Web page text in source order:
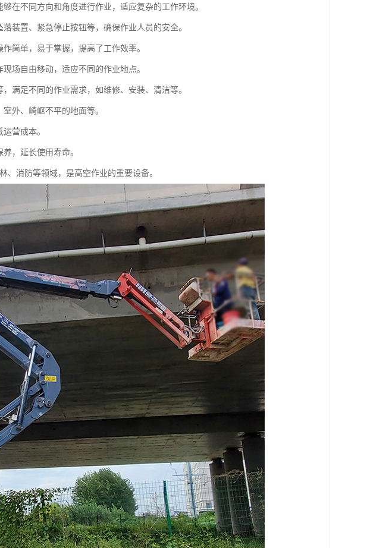
在不同方向和角度进行作业，适应复杂的工作环境。
装置、紧急停止按钮等，确保作业人员的安全。
简单，易于掌握，提高了工作效率。
场自由移动，适应不同的作业地点。
满足不同的作业需求，如维修、安装、清洁等。
外、崎岖不平的地面等。
营成本。
，延长使用寿命。
、消防等领域，是高空作业的重要设备。